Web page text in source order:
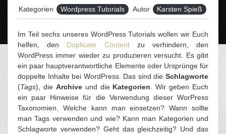
Kategorien Wordpress Tutorials Autor Karsten Spieß
Im Teil sechs unseres WordPress Tutorials wollen wir Euch
helfen, den Duplicate Contentzu verhindern, den
WordPress immer wieder zu produzieren versucht. Es gibt
ein paar hauptverantwortliche Elemente oder Ursprünge für
doppelte Inhalte bei WordPress. Das sind die Schlagworte
(Tags), die Archiveund die Kategorien. Wir geben Euch
ein paar Hinweise für die Verwendung dieser WorPress
Taxonomien. Welche kann man einsetzen? Wann sollte
man Tags verwenden und wie? Kann man Kategorien und
Schlagworte verwenden? Geht das gleichzeitig? Und das